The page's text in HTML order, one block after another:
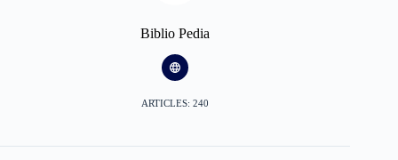
Biblio Pedia
ARTICLES: 240